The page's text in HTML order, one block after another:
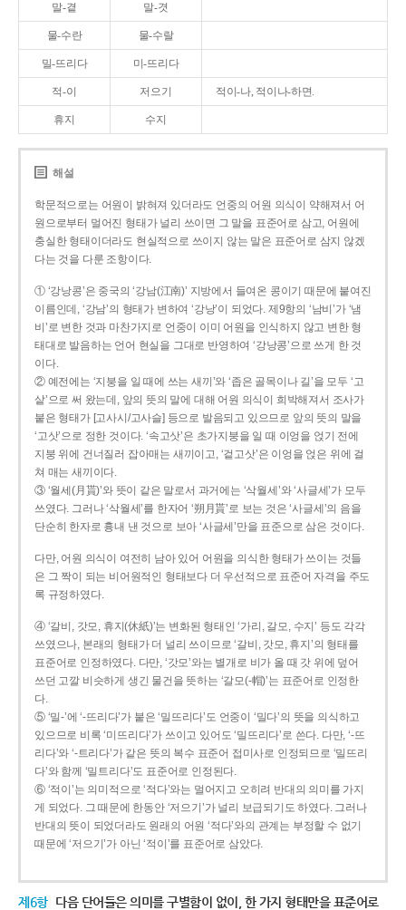
말-곁 말-겻
물-수란 물-수랄
밀-뜨리다 미-뜨리다
적-이 저으기 적이-나, 적이나-하면.
휴지 수지
해설
학문적으로는 어원이 밝혀져 있더라도 언중의 어원 의식이 약해져서 어
원으로부터 멀어진 형태가 널리 쓰이면 그 말을 표준어로 삼고, 어원에
충실한 형태이더라도 현실적으로 쓰이지 않는 말은 표준어로 삼지 않겠
다는 것을 다룬 조항이다.
① ‘강낭콩’은 중국의 ‘강남(江南)’ 지방에서 들여온 콩이기 때문에 붙여진
이름인데, ‘강남’의 형태가 변하여 ‘강낭’이 되었다. 제9항의 ‘남비’가 ‘냄
비’로 변한 것과 마찬가지로 언중이 이미 어원을 인식하지 않고 변한 형
태대로 발음하는 언어 현실을 그대로 반영하여 ‘강낭콩’으로 쓰게 한 것
이다.
② 예전에는 ‘지붕을 일 때에 쓰는 새끼’와 ‘좁은 골목이나 길’을 모두 ‘고
샅’으로 써 왔는데, 앞의 뜻의 말에 대해 어원 의식이 희박해져서 조사가
붙은 형태가 [고사시/고사슬] 등으로 발음되고 있으므로 앞의 뜻의 말을
‘고삿’으로 정한 것이다. ‘속고삿’은 초가지붕을 일 때 이엉을 얹기 전에
지붕 위에 건너질러 잡아매는 새끼이고, ‘겉고삿’은 이엉을 얹은 위에 걸
쳐 매는 새끼이다.
③ ‘월세(月貰)’와 뜻이 같은 말로서 과거에는 ‘삭월세’와 ‘사글세’가 모두
쓰였다. 그러나 ‘삭월세’를 한자어 ‘朔月貰’로 보는 것은 ‘사글세’의 음을
단순히 한자로 흉내 낸 것으로 보아 ‘사글세’만을 표준으로 삼은 것이다.
다만, 어원 의식이 여전히 남아 있어 어원을 의식한 형태가 쓰이는 것들
은 그 짝이 되는 비어원적인 형태보다 더 우선적으로 표준어 자격을 주도
록 규정하였다.
④ ‘갈비, 갓모, 휴지(休紙)’는 변화된 형태인 ‘가리, 갈모, 수지’ 등도 각각
쓰였으나, 본래의 형태가 더 널리 쓰이므로 ‘갈비, 갓모, 휴지’의 형태를
표준어로 인정하였다. 다만, ‘갓모’와는 별개로 비가 올 때 갓 위에 덮어
쓰던 고깔 비슷하게 생긴 물건을 뜻하는 ‘갈모(-帽)’는 표준어로 인정한
다.
⑤ ‘밀-’에 ‘-뜨리다’가 붙은 ‘밀뜨리다’도 언중이 ‘밀다’의 뜻을 의식하고
있으므로 비록 ‘미뜨리다’가 쓰이고 있어도 ‘밀뜨리다’로 쓴다. 다만, ‘-뜨
리다’와 ‘-트리다’가 같은 뜻의 복수 표준어 접미사로 인정되므로 ‘밀뜨리
다’와 함께 ‘밀트리다’도 표준어로 인정된다.
⑥ ‘적이’는 의미적으로 ‘적다’와는 멀어지고 오히려 반대의 의미를 가지
게 되었다. 그 때문에 한동안 ‘저으기’가 널리 보급되기도 하였다. 그러나
반대의 뜻이 되었더라도 원래의 어원 ‘적다’와의 관계는 부정할 수 없기
때문에 ‘저으기’가 아닌 ‘적이’를 표준어로 삼았다.
제6항 다음 단어들은 의미를 구별함이 없이, 한 가지 형태만을 표준어로